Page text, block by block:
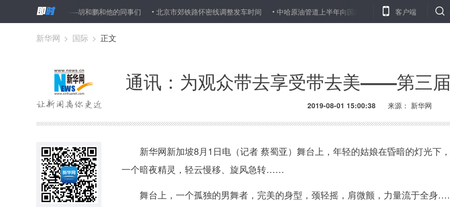
力赛”——胡和鹏和他的同事们 北京市郊铁路怀密线调整发车时间 中哈原油管道上半年向国内输送原油559万吨 苹果手机可免费开
客户端
新华网 > 国际 > 正文
通讯：为观众带去享受带去美——第三
2019-08-01 15:00:38 来源： 新华网
新华网新加坡8月1日电（记者 蔡蜀亚）舞台上，年轻的姑娘在昏暗的灯光下
一个暗夜精灵，轻云慢移、旋风急转……
舞台上，一个孤独的男舞者，完美的身型，颈轻摇，肩微颤，力量流于全身